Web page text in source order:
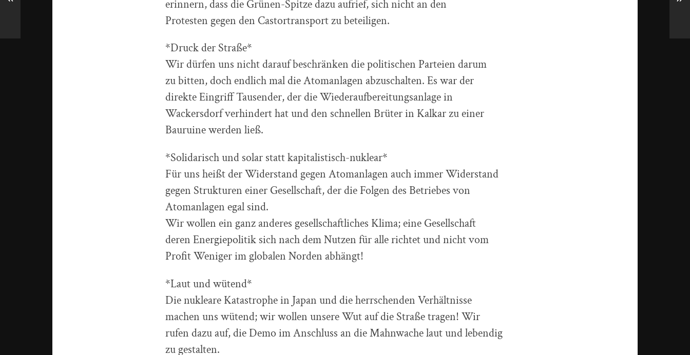
erinnern, dass die Grünen-Spitze dazu aufrief, sich nicht an den
Protesten gegen den Castortransport zu beteiligen.
*Druck der Straße*
Wir dürfen uns nicht darauf beschränken die politischen Parteien darum
zu bitten, doch endlich mal die Atomanlagen abzuschalten. Es war der
direkte Eingriff Tausender, der die Wiederaufbereitungsanlage in
Wackersdorf verhindert hat und den schnellen Brüter in Kalkar zu einer
Bauruine werden ließ.
*Solidarisch und solar statt kapitalistisch-nuklear*
Für uns heißt der Widerstand gegen Atomanlagen auch immer Widerstand
gegen Strukturen einer Gesellschaft, der die Folgen des Betriebes von
Atomanlagen egal sind.
Wir wollen ein ganz anderes gesellschaftliches Klima; eine Gesellschaft
deren Energiepolitik sich nach dem Nutzen für alle richtet und nicht vom
Profit Weniger im globalen Norden abhängt!
*Laut und wütend*
Die nukleare Katastrophe in Japan und die herrschenden Verhältnisse
machen uns wütend; wir wollen unsere Wut auf die Straße tragen! Wir
rufen dazu auf, die Demo im Anschluss an die Mahnwache laut und lebendig
zu gestalten.